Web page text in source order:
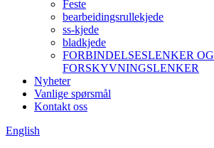
Feste
bearbeidingsrullekjede
ss-kjede
bladkjede
FORBINDELSESLENKER OG
FORSKYVNINGSLENKER
Nyheter
Vanlige spørsmål
Kontakt oss
English